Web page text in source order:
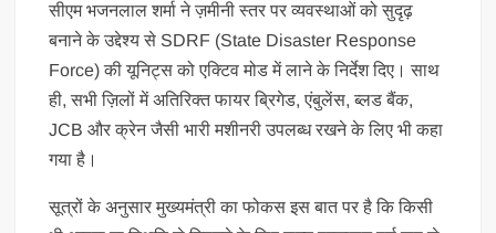
सीएम भजनलाल शर्मा ने ज़मीनी स्तर पर व्यवस्थाओं को सुदृढ़
बनाने के उद्देश्य से SDRF (State Disaster Response
Force) की यूनिट्स को एक्टिव मोड में लाने के निर्देश दिए। साथ
ही, सभी ज़िलों में अतिरिक्त फायर ब्रिगेड, एंबुलेंस, ब्लड बैंक,
JCB और क्रेन जैसी भारी मशीनरी उपलब्ध रखने के लिए भी कहा
गया है।
सूत्रों के अनुसार मुख्यमंत्री का फोकस इस बात पर है कि किसी